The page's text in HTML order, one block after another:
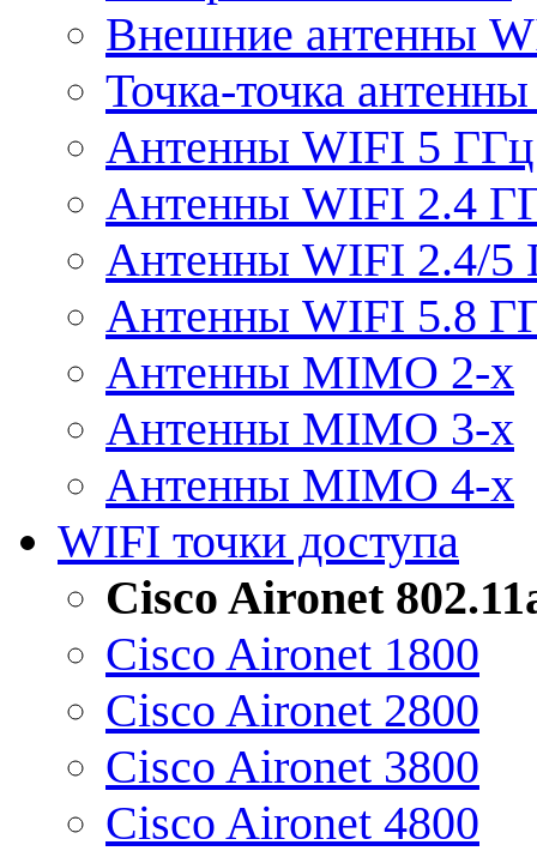
Внешние антенны
Точка-точка
Антенны WIFI 5 ГГц
Антенны WIFI 2.4
Антенны WIFI 2.4/5
Антенны WIFI 5.8
Антенны MIMO 2-x
Антенны MIMO 3-x
Антенны MIMO 4-x
WIFI точки доступа
Cisco Aironet
Cisco Aironet 1800
Cisco Aironet 2800
Cisco Aironet 3800
Cisco Aironet 4800